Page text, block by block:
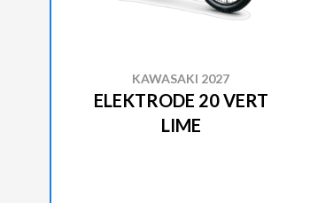
KAWASAKI 2027
ELEKTRODE 20 VERT
LIME